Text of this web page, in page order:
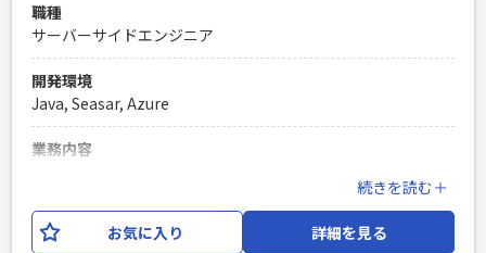
職種
サーバーサイドエンジニア
開発環境
Java, Seasar, Azure
業務内容
ットフォームの運用開発となります。 サーバーサイドエンジ
ニアのPGとしてご参画いただきますが、フロントエンド側の
開発もご担当いただきます。 開発環境は、
続きを読む＋
お気に入り 詳細を見る